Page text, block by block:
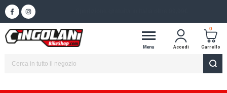
Menu Accedi
0
Carrello